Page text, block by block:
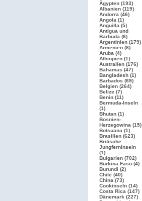
Ägypten (193)
Albanien (119)
Andorra (46)
Angola (1)
Anguilla (5)
Antigua und
Barbuda (6)
Argentinien (179)
Armenien (8)
Aruba (4)
Äthiopien (1)
Australien (176)
Bahamas (47)
Bangladesh (1)
Barbados (69)
Belgien (264)
Belize (7)
Benin (11)
Bermuda-Inseln
(1)
Bhutan (1)
Bosnien-
Herzegowina (15)
Botsuana (1)
Brasilien (623)
Britische
Jungferninseln
(1)
Bulgarien (702)
Burkina Faso (4)
Burundi (2)
Chile (40)
China (73)
Cookinseln (14)
Costa Rica (147)
Dänemark (227)